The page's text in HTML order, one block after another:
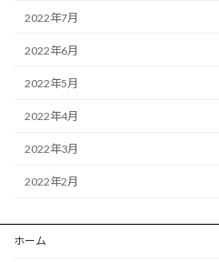
2022年7月
2022年6月
2022年5月
2022年4月
2022年3月
2022年2月
ホーム